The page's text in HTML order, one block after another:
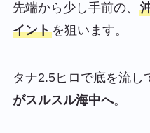
先端から少し手前の、
イントを狙います。
タナ2.5ヒロで底を流し
がスルスル海中へ。